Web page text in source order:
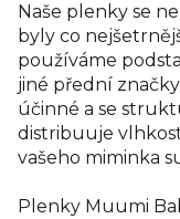
Naše plenky se
byly co
používáme
jiné přední
účinné a se
distribuuje
vašeho miminka
Plenky Muumi